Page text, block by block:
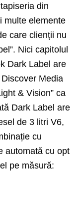
din
multe elemente
care clienții nu
Nici capitolul
Dark Label are
Media
& Vision” ca
Dark Label are
de 3 litri V6,
cu
automată cu opt
pe măsură: